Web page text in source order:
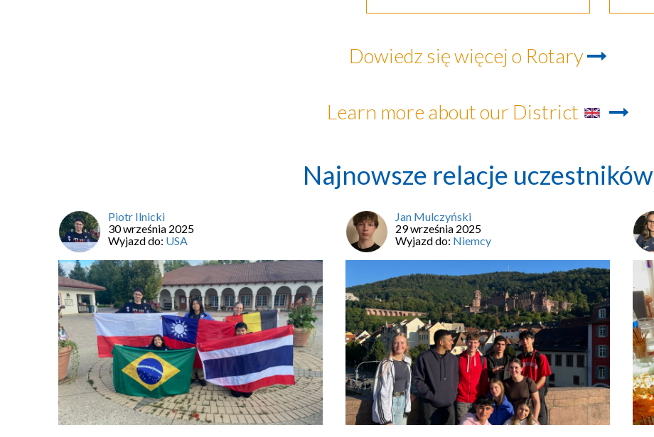
Dowiedz się więcej o Rotary
Learn more about our District
Najnowsze relacje uczestników
Piotr Ilnicki
30 września 2025
Wyjazd do: USA
Jan Mulczyński
29 września 2025
Wyjazd do: Niemcy